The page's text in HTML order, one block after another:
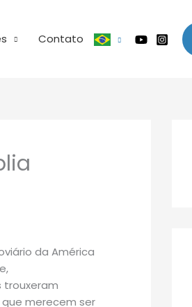
Contato
da América
trouxeram
merecem ser